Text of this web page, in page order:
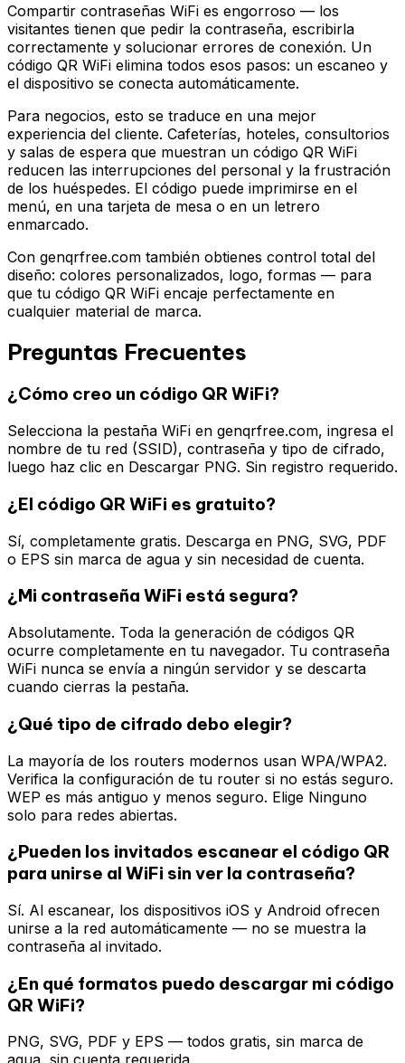
Compartir contraseñas WiFi es engorroso — los
visitantes tienen que pedir la contraseña, escribirla
correctamente y solucionar errores de conexión. Un
código QR WiFi elimina todos esos pasos: un escaneo y
el dispositivo se conecta automáticamente.
Para negocios, esto se traduce en una mejor
experiencia del cliente. Cafeterías, hoteles, consultorios
y salas de espera que muestran un código QR WiFi
reducen las interrupciones del personal y la frustración
de los huéspedes. El código puede imprimirse en el
menú, en una tarjeta de mesa o en un letrero
enmarcado.
Con genqrfree.com también obtienes control total del
diseño: colores personalizados, logo, formas — para
que tu código QR WiFi encaje perfectamente en
cualquier material de marca.
Preguntas Frecuentes
¿Cómo creo un código QR WiFi?
Selecciona la pestaña WiFi en genqrfree.com, ingresa el
nombre de tu red (SSID), contraseña y tipo de cifrado,
luego haz clic en Descargar PNG. Sin registro requerido.
¿El código QR WiFi es gratuito?
Sí, completamente gratis. Descarga en PNG, SVG, PDF
o EPS sin marca de agua y sin necesidad de cuenta.
¿Mi contraseña WiFi está segura?
Absolutamente. Toda la generación de códigos QR
ocurre completamente en tu navegador. Tu contraseña
WiFi nunca se envía a ningún servidor y se descarta
cuando cierras la pestaña.
¿Qué tipo de cifrado debo elegir?
La mayoría de los routers modernos usan WPA/WPA2.
Verifica la configuración de tu router si no estás seguro.
WEP es más antiguo y menos seguro. Elige Ninguno
solo para redes abiertas.
¿Pueden los invitados escanear el código QR
para unirse al WiFi sin ver la contraseña?
Sí. Al escanear, los dispositivos iOS y Android ofrecen
unirse a la red automáticamente — no se muestra la
contraseña al invitado.
¿En qué formatos puedo descargar mi código
QR WiFi?
PNG, SVG, PDF y EPS — todos gratis, sin marca de